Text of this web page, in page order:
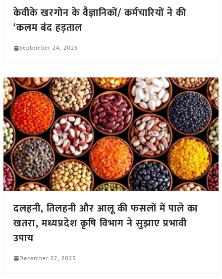
केवीके खरगोन के वैज्ञानिकों/ कर्मचारियों ने की
‘कलम बंद हड़ताल
September 24, 2025
दलहनी, तिलहनी और आलू की फसलों में पाले का
खतरा, मध्यप्रदेश कृषि विभाग ने सुझाए प्रभावी
उपाय
December 22, 2025